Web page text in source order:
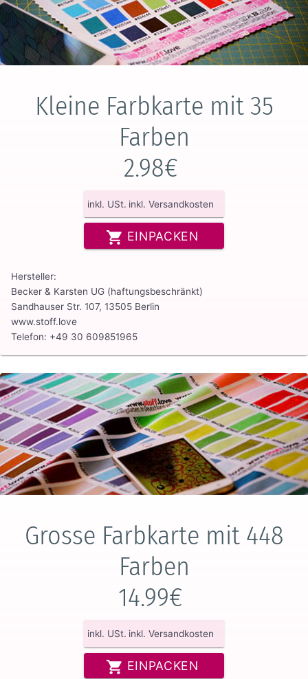
Kleine Farbkarte mit 35
Farben
2.98€
inkl. USt. inkl. Versandkosten
EINPACKEN
Hersteller:
Becker & Karsten UG (haftungsbeschränkt)
Sandhauser Str. 107, 13505 Berlin
www.stoff.love
Telefon: +49 30 609851965
Grosse Farbkarte mit 448
Farben
14.99€
inkl. USt. inkl. Versandkosten
EINPACKEN